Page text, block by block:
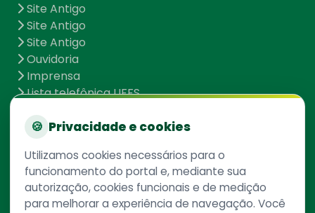
Site Antigo
Site Antigo
Site Antigo
Ouvidoria
Imprensa
Lista telefônica UFFS
UFFS contra o Aedes
Mapa do site
Redes Sociais
🍪 Privacidade e cookies
Utilizamos cookies necessários para o
funcionamento do portal e, mediante sua
autorização, cookies funcionais e de medição
para melhorar a experiência de navegação. Você